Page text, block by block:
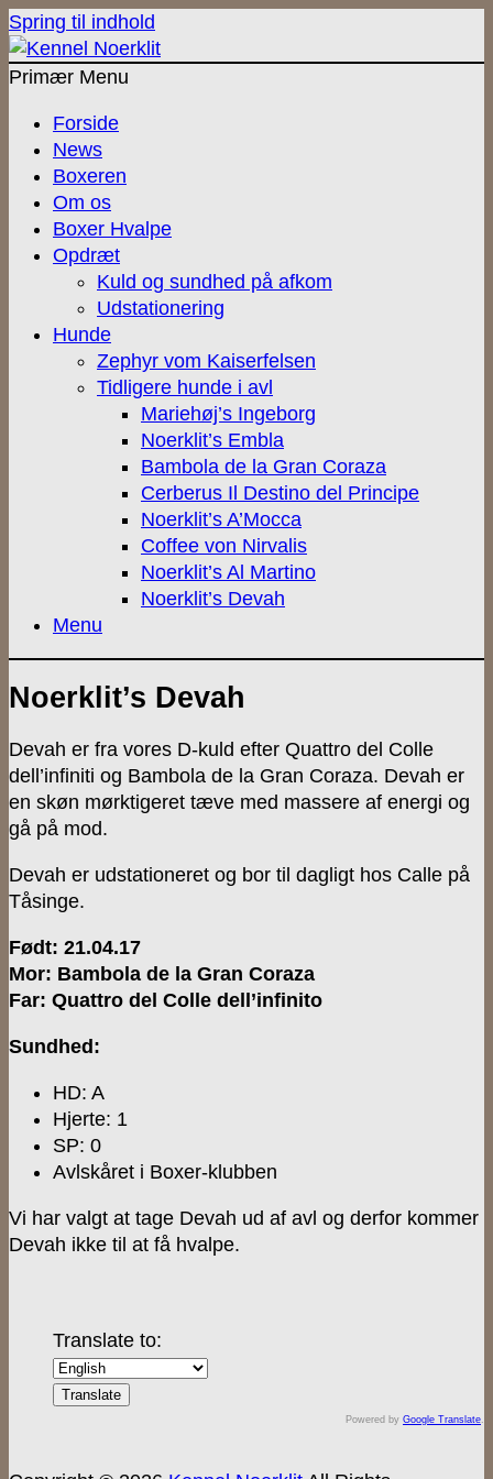
Spring til indhold
Primær Menu
Forside
News
Boxeren
Om os
Boxer Hvalpe
Opdræt
Kuld og sundhed på afkom
Udstationering
Hunde
Zephyr vom Kaiserfelsen
Tidligere hunde i avl
Mariehøj’s Ingeborg
Noerklit’s Embla
Bambola de la Gran Coraza
Cerberus Il Destino del Principe
Noerklit’s A’Mocca
Coffee von Nirvalis
Noerklit’s Al Martino
Noerklit’s Devah
Menu
Noerklit’s Devah
Devah er fra vores D-kuld efter Quattro del Colle
dell’infiniti og Bambola de la Gran Coraza. Devah er
en skøn mørktigeret tæve med massere af energi og
gå på mod.
Devah er udstationeret og bor til dagligt hos Calle på
Tåsinge.
Født: 21.04.17
Mor: Bambola de la Gran Coraza
Far: Quattro del Colle dell’infinito
Sundhed:
HD: A
Hjerte: 1
SP: 0
Avlskåret i Boxer-klubben
Vi har valgt at tage Devah ud af avl og derfor kommer
Devah ikke til at få hvalpe.
Translate to:
Powered by Google Translate